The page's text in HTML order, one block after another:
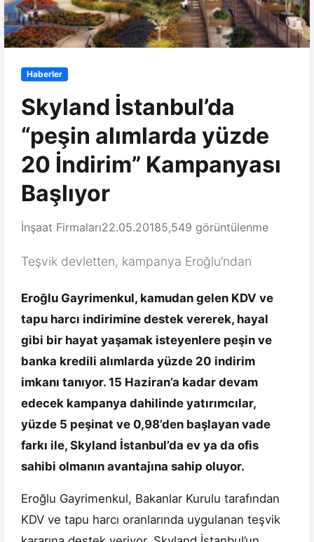
Haberler
Skyland İstanbul’da
“peşin alımlarda yüzde
20 İndirim” Kampanyası
Başlıyor
İnşaat Firmaları22.05.20185,549 görüntülenme
Teşvik devletten, kampanya Eroğlu’ndan
Eroğlu Gayrimenkul, kamudan gelen KDV ve
tapu harcı indirimine destek vererek, hayal
gibi bir hayat yaşamak isteyenlere peşin ve
banka kredili alımlarda yüzde 20 indirim
imkanı tanıyor. 15 Haziran’a kadar devam
edecek kampanya dahilinde yatırımcılar,
yüzde 5 peşinat ve 0,98’den başlayan vade
farkı ile, Skyland İstanbul’da ev ya da ofis
sahibi olmanın avantajına sahip oluyor.
Eroğlu Gayrimenkul, Bakanlar Kurulu tarafından
KDV ve tapu harcı oranlarında uygulanan teşvik